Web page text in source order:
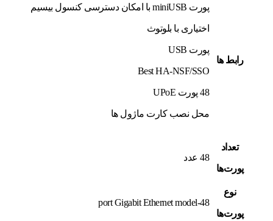
رابط ها
پورت miniUSB با امکان دسترسی کنسول بیسیم
اختیاری با بلوتوث
پورت USB
Best HA-NSF/SSO
48 پورت UPoE
محل نصب کارت ماژول ها
تعداد
پورت‌ها
48 عدد
نوع
پورت‌ها
48-port Gigabit Ethernet model